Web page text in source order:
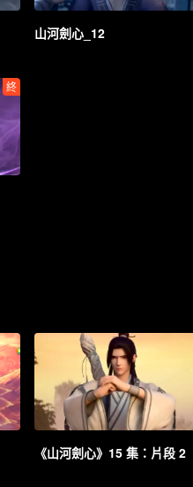
山河劍心_12
終
《山河劍心》15 集：片段 2